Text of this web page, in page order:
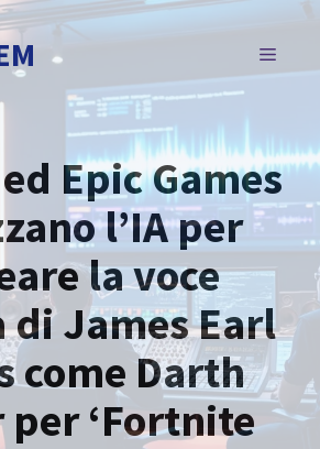
MENU
Epic Games
l’IA per
la voce
di James Earl
come Darth
per ‘Fortnite